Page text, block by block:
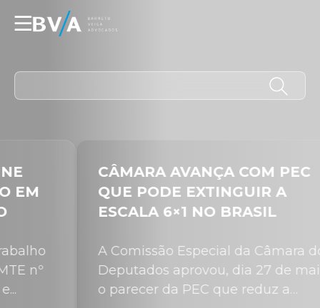
☰
CÂMARA AVANÇA COM PEC
QUE PODE EXTINGUIR A
ESCALA 6×1 NO BRASIL
A Comissão Especial da Câmara dos
Deputados aprovou, dia 27 de maio,
o parecer da PEC que reduz a